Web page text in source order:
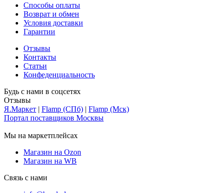
Способы оплаты
Возврат и обмен
Условия доставки
Гарантии
Отзывы
Контакты
Статьи
Конфеденциальность
Будь с нами в соцсетях
Отзывы
Я.Маркет | Flamp (СПб) | Flamp (Мск)
Портал поставщиков Москвы
Мы на маркетплейсах
Магазин на Ozon
Магазин на WB
Связь с нами